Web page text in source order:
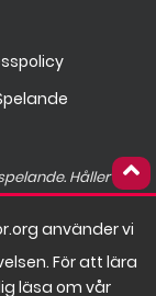
Håller
att få.
använder vi
För att lära
läsa om vår